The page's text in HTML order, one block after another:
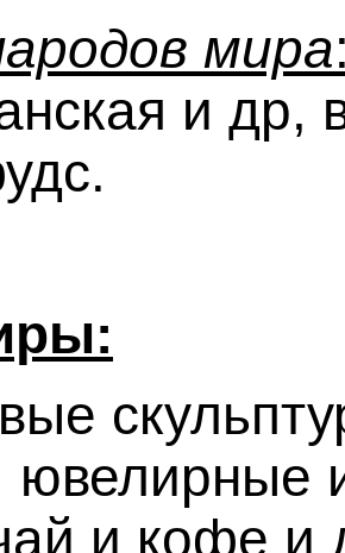
мира
и др,
ювелирные
и кофе и